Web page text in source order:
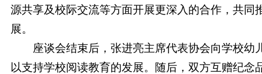
源共享及校际交流等方面开展更深入的合作，共同
展。
座谈会结束后，张进亮主席代表协会向学校幼
以支持学校阅读教育的发展。随后，双方互赠纪念